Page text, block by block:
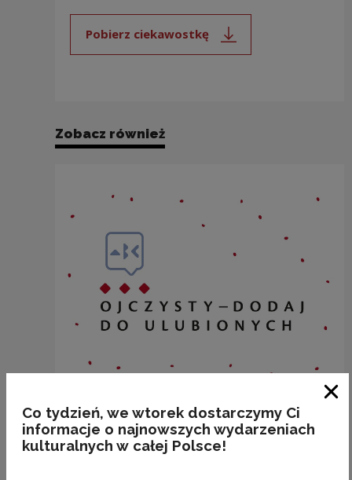
Pobierz ciekawostkę
Uwaga, link zostanie otwarty
Zobacz również
Co tydzień, we wtorek dostarczymy Ci
informacje o najnowszych wydarzeniach
kulturalnych w całej Polsce!